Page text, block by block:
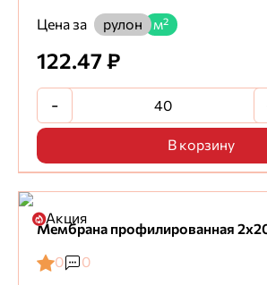
Цена за
рулон м²
122.47 ₽
-
В корзину
Акция
Мембрана профилированная
0
0